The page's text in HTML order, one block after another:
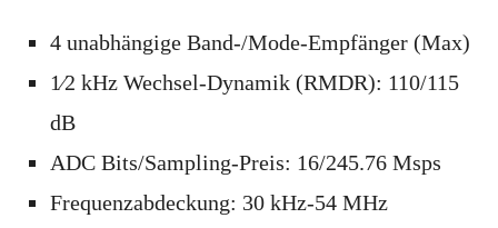
4 unabhängige Band-/Mode-Empfänger (Max)
1⁄2 kHz Wechsel-Dynamik (RMDR): 110/115
dB
ADC Bits/Sampling-Preis: 16/245.76 Msps
Frequenzabdeckung: 30 kHz-54 MHz